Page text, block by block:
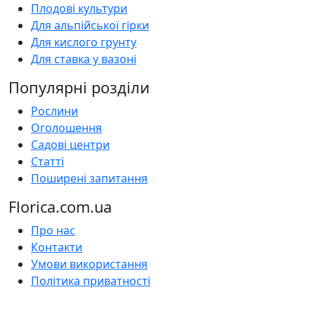
Плодові культури
Для альпійської гірки
Для кислого грунту
Для ставка у вазоні
Популярні розділи
Рослини
Оголошення
Садові центри
Статті
Поширені запитання
Florica.com.ua
Про нас
Контакти
Умови використання
Політика приватності